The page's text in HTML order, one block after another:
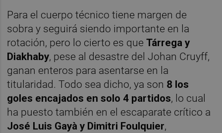
Para el cuerpo técnico tiene margen de
sobra y seguirá siendo importante en la
rotación, pero lo cierto es queTárrega y
Diakhaby, pese al desastre del Johan Cruyff,
ganan enteros para asentarse en la
titularidad. Todo sea dicho, ya son 8 los
goles encajados en solo 4 partidos, lo cual
ha puesto también en el escaparate crítico a
José Luis Gayà y Dimitri Foulquier,